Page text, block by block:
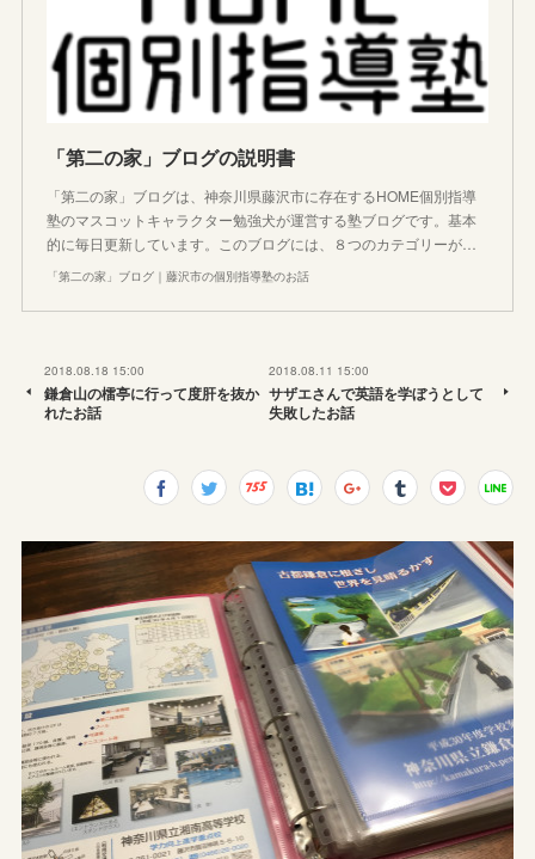
「第二の家」ブログの説明書
「第二の家」ブログは、神奈川県藤沢市に存在するHOME個別指導
塾のマスコットキャラクター勉強犬が運営する塾ブログです。基本
的に毎日更新しています。このブログには、８つのカテゴリーが…
「第二の家」ブログ｜藤沢市の個別指導塾のお話
2018.08.18 15:00
鎌倉山の檑亭に行って度肝を抜か
れたお話
2018.08.11 15:00
サザエさんで英語を学ぼうとして
失敗したお話